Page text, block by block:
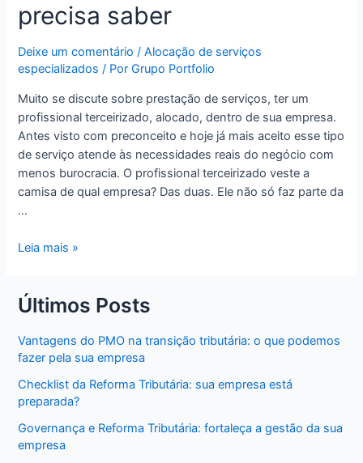
precisa saber
Deixe um comentário /Alocação de serviços
especializados / PorGrupo Portfolio
Muito se discute sobre prestação de serviços, ter um
profissional terceirizado, alocado, dentro de sua empresa.
Antes visto com preconceito e hoje já mais aceito esse tipo
de serviço atende às necessidades reais do negócio com
menos burocracia. O profissional terceirizado veste a
camisa de qual empresa? Das duas. Ele não só faz parte da
…
Leia mais »
Últimos Posts
Vantagens do PMO na transição tributária: o que podemos
fazer pela sua empresa
Checklist da Reforma Tributária: sua empresa está
preparada?
Governança e Reforma Tributária: fortaleça a gestão da sua
empresa